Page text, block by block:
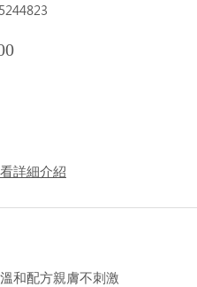
Price
詳細介紹
和配方親膚不刺激